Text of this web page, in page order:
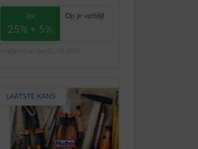
Tot
25% + 5%
Op je verblijf
LAATSTE KANS